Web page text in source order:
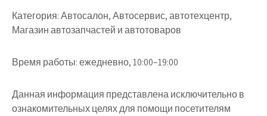
Категория:Автосалон, Автосервис, автотехцентр,
Магазин автозапчастей и автотоваров
Время работы:ежедневно, 10:00–19:00
Данная информация представлена исключительно в
ознакомительных целях для помощи посетителям